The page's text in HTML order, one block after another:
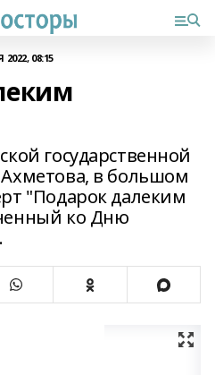
08:15
государственной
в большом
"Подарок далеким
ко Дню